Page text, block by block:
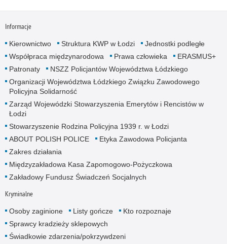
Informacje
Kierownictwo Struktura KWP w Łodzi
Jednostki podległe
Współpraca międzynarodowa
Prawa człowieka
ERASMUS+
Patronaty
NSZZ Policjantów Województwa Łódzkiego
Organizacji Województwa Łódzkiego Związku Zawodowego
Policyjna Solidarność
Zarząd Wojewódzki Stowarzyszenia Emerytów i Rencistów w
Łodzi
Stowarzyszenie Rodzina Policyjna 1939 r. w Łodzi
ABOUT POLISH POLICE
Etyka Zawodowa Policjanta
Zakres działania
Międzyzakładowa Kasa Zapomogowo-Pożyczkowa
Zakładowy Fundusz Świadczeń Socjalnych
Kryminalne
Osoby zaginione Listy gończe
Kto rozpoznaje
Sprawcy kradzieży sklepowych
Świadkowie zdarzenia/pokrzywdzeni